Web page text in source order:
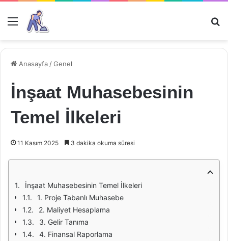
Menü
Anasayfa /Genel
İnşaat Muhasebesinin
Temel İlkeleri
11 Kasım 2025 3 dakika okuma süresi
İnşaat Muhasebesinin Temel İlkeleri
1. Proje Tabanlı Muhasebe
2. Maliyet Hesaplama
3. Gelir Tanıma
4. Finansal Raporlama